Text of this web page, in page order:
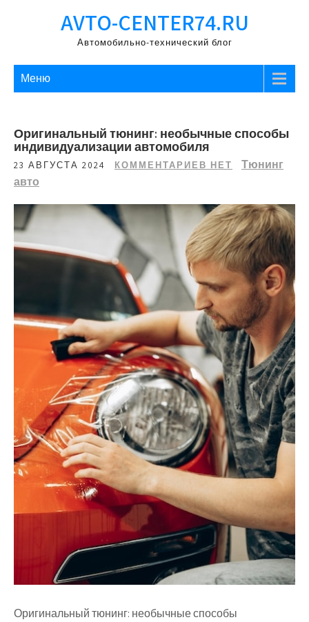
AVTO-CENTER74.RU
Автомобильно-технический блог
Меню
Оригинальный тюнинг: необычные способы
индивидуализации автомобиля
23 АВГУСТА 2024 КОММЕНТАРИЕВ НЕТ
Тюнинг
авто
Оригинальный тюнинг: необычные способы